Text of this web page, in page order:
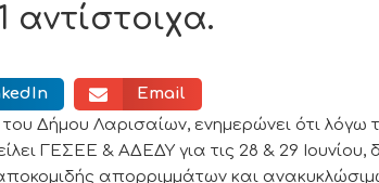
αντίστοιχα.
Email
Δήμου Λαρισαίων, ενημερώνει ότι λόγω
ΓΕΣΕΕ & ΑΔΕΔΥ για τις 28 & 29 Ιουνίου,
απορριμμάτων και